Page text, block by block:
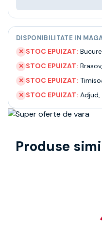
Termeni si conditii
Politica de confidentialitate
Intrebari frecvente
DISPONIBILITATE IN
✕ STOC EPUIZAT:
✕ STOC EPUIZAT: Brasov,
✕ STOC EPUIZAT:
✕ STOC EPUIZAT: Adjud,
Produse